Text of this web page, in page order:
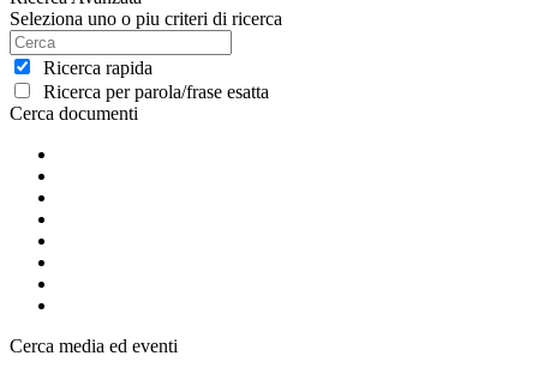
Seleziona uno o piu criteri di ricerca
Ricerca rapida
Ricerca per parola/frase esatta
Cerca documenti
Cerca media ed eventi